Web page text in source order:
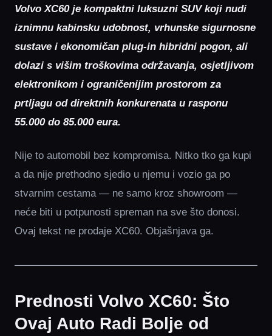
Volvo XC60 je kompaktni luksuzni SUV koji nudi
iznimnu kabinsku udobnost, vrhunske sigurnosne
sustave i ekonomičan plug-in hibridni pogon, ali
dolazi s višim troškovima održavanja, osjetljivom
elektronikom i ograničenijim prostorom za
prtljagu od direktnih konkurenata u rasponu
55.000 do 85.000 eura.
Nije to automobil bez kompromisa. Nitko tko ga kupi
a da nije prethodno sjedio u njemu i vozio ga po
stvarnim cestama — ne samo kroz showroom —
neće biti u potpunosti spreman na sve što donosi.
Ovaj tekst ne prodaje XC60. Objašnjava ga.
Prednosti Volvo XC60: Što
Ovaj Auto Radi Bolje od